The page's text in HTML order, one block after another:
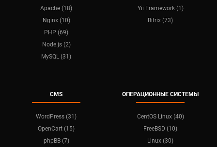
Apache (18)
Nginx (10)
PHP (69)
Node.js (2)
MySQL (31)
Yii Framework (1)
Bitrix (73)
CMS
WordPress (31)
OpenCart (15)
phpBB (7)
ОПЕРАЦИОННЫЕ СИСТЕМЫ
CentOS Linux (40)
FreeBSD (10)
Linux (30)